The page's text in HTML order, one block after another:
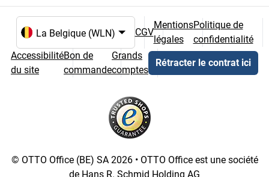
Choix de la langue et du pays
CGV
Mentions
légales
Politique de
confidentialité
Accessibilité
du site
Bon de
commande
Grands
comptes
Rétracter le contrat ici
© OTTO Office (BE) SA 2026 • OTTO Office est une société
de Hans R. Schmid Holding AG